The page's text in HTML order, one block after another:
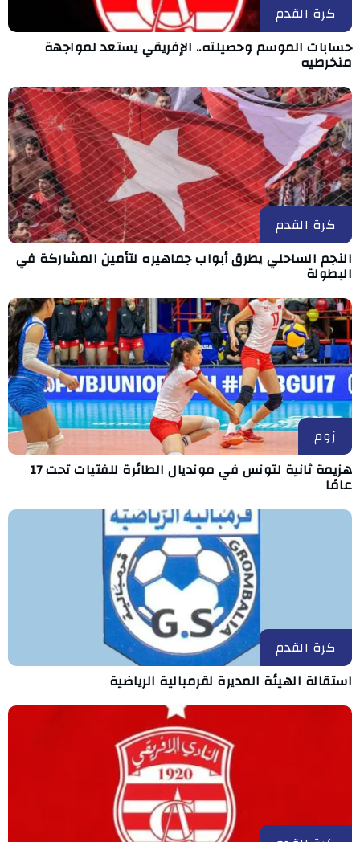
كرة القدم
حسابات الموسم وحصيلته.. الإفريقي يستعد لمواجهة
منخرطيه
كرة القدم
النجم الساحلي يطرق أبواب جماهيره لتأمين المشاركة في
البطولة
زوم
هزيمة ثانية لتونس في مونديال الطائرة للفتيات تحت 17
عامًا
كرة القدم
استقالة الهيئة المديرة لقرمبالية الرياضية